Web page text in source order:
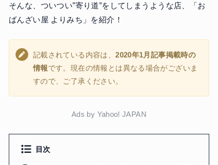
そんな、ついつい”寄り道”をしてしまうような店、「お
ばんざい屋 よりみち」を紹介！
記載されている内容は、2020年1月記事掲載時の
情報です。現在の情報とは異なる場合がございま
すので、ご了承ください。
Ads by Yahoo! JAPAN
目次